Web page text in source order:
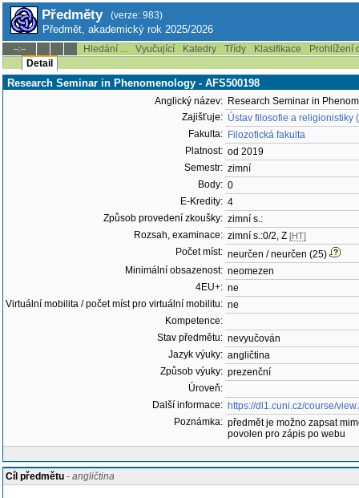
Předměty (verze: 983)
Předmět, akademický rok 2025/2026
--:-- Hledání ... Vyučující Katedry Třídy Klasifikace
Prohlížení
Detail
Research Seminar in Phenomenology - AFS500198
Anglický název: Research Seminar in
Zajišťuje: Ústav filosofie a religionistiky
Fakulta: Filozofická fakulta
Platnost: od 2019
Semestr: zimní
Body: 0
E-Kredity: 4
Způsob provedení zkoušky: zimní s.:
Rozsah, examinace: zimní s.:0/2, Z [HT]
Počet míst: neurčen / neurčen (25)
Minimální obsazenost: neomezen
4EU+: ne
Virtuální mobilita / počet míst pro virtuální mobilitu: ne
Kompetence:
Stav předmětu: nevyučován
Jazyk výuky: angličtina
Způsob výuky: prezenční
Úroveň:
Další informace: https://dl1.cuni.cz/course/
Poznámka: předmět je možno zapsat
povolen pro zápis po webu
Cíl předmětu - angličtina